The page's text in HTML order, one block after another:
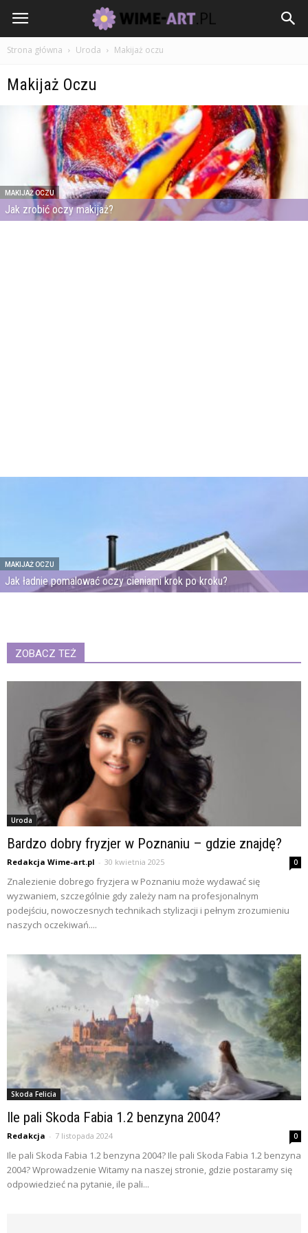
Strona główna Uroda Makijaż oczu
Makijaż Oczu
MAKIJAŻ OCZU
Jak zrobić oczy makijaż?
MAKIJAŻ OCZU
Jak ładnie pomalować oczy cieniami krok po kroku?
ZOBACZ TEŻ
Uroda
Bardzo dobry fryzjer w Poznaniu – gdzie znajdę?
Redakcja Wime-art.pl - 30 kwietnia 2025 0
Znalezienie dobrego fryzjera w Poznaniu może wydawać się
wyzwaniem, szczególnie gdy zależy nam na profesjonalnym
podejściu, nowoczesnych technikach stylizacji i pełnym zrozumieniu
naszych oczekiwań....
Skoda Felicia
Ile pali Skoda Fabia 1.2 benzyna 2004?
Redakcja - 7 listopada 2024 0
Ile pali Skoda Fabia 1.2 benzyna 2004? Ile pali Skoda Fabia 1.2 benzyna
2004? Wprowadzenie Witamy na naszej stronie, gdzie postaramy się
odpowiedzieć na pytanie, ile pali...